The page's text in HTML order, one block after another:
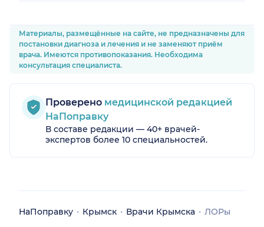
Материалы, размещённые на сайте, не предназначены для
постановки диагноза и лечения и не заменяют приём
врача. Имеются противопоказания. Необходима
консультация специалиста.
Проверено медицинской редакцией
НаПоправку
В составе редакции — 40+ врачей-
экспертов более 10 специальностей.
НаПоправку Крымск Врачи Крымска ЛОРы